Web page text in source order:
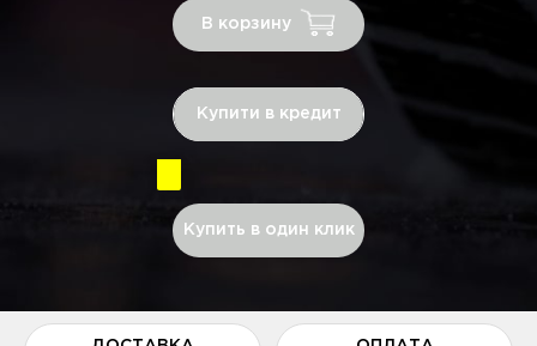
В корзину
Купити в кредит
Купить в один клик